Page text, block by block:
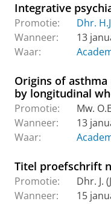
Integrative
Promotie:
Dhr.
Wanneer:
13
Waar:
Origins of
by longitudinal
Promotie:
Mw.
Wanneer:
13
Waar:
Titel proefschrift
Promotie:
Dhr. J.
Wanneer:
15